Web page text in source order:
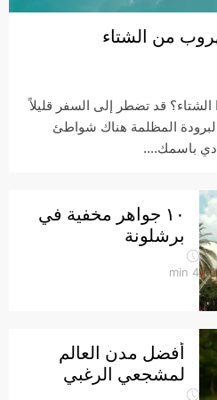
قد تضطر إلى السفر قليلاً
المظلمة هناك شواطئ
باسمك....
١٠ جواهر مخفية في
برشلونة
4
min
أفضل مدن العالم
لمشجعي الرغبي